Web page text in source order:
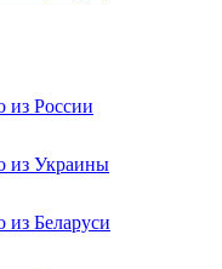
из России
из Украины
из Беларуси